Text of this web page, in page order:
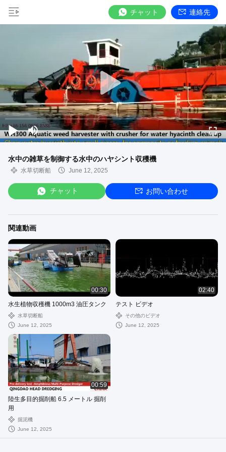
チャット 連絡先
水中の雑草を制御する水中のハヤシント収穫機
水草切断船 June 12, 2025
チャット お問い合わせ
関連動画
00:30
水生植物収穫機 1000m3 油圧タンク
水草切断船
June 12, 2025
02:40
テスト ビデオ
その他のビデオ
June 12, 2025
00:59
陸生多目的掘削船 6.5 メートル 掘削
用
掘泥機
June 12, 2025